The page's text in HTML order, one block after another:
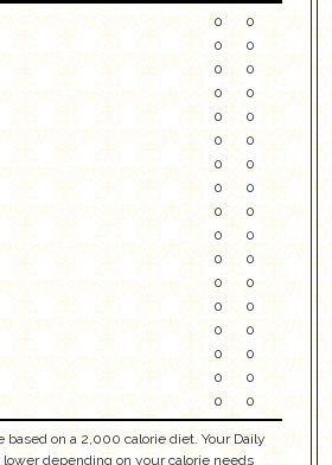
0
0
0
0
0
0
0
0
0
0
0
0
0
0
0
0
0
0
0
0
0
0
0
0
0
0
0
0
0
0
0
0
0 0
based on a 2,000 calorie diet. Your Daily
depending on your calorie needs